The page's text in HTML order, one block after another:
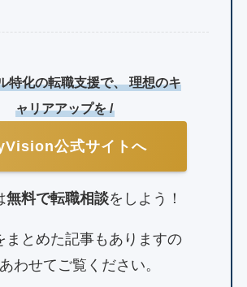
特化の転職支援で、 理想のキ
ャリアアップを /
公式サイトへ
無料で転職相談をしよう！
まとめた記事もありますの
わせてご覧ください。